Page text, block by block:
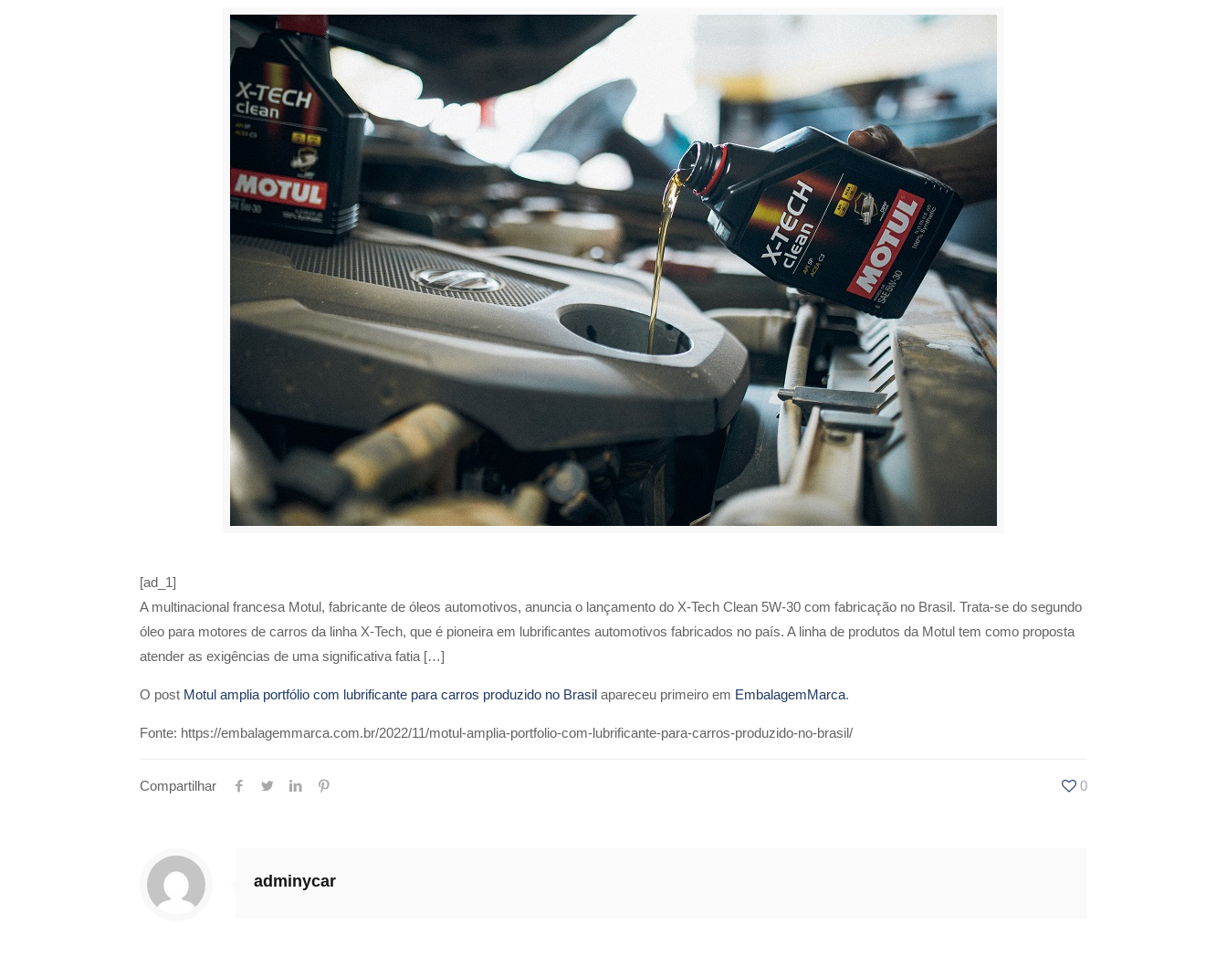
[ad_1]
A multinacional francesa Motul, fabricante de óleos automotivos, anuncia o lançamento do X-Tech Clean 5W-30 com fabricação no Brasil. Trata-se do segundo
óleo para motores de carros da linha X-Tech, que é pioneira em lubrificantes automotivos fabricados no país. A linha de produtos da Motul tem como proposta
atender as exigências de uma significativa fatia […]
O post Motul amplia portfólio com lubrificante para carros produzido no Brasilapareceu primeiro em EmbalagemMarca.
Fonte: https://embalagemmarca.com.br/2022/11/motul-amplia-portfolio-com-lubrificante-para-carros-produzido-no-brasil/
Compartilhar 0
adminycar